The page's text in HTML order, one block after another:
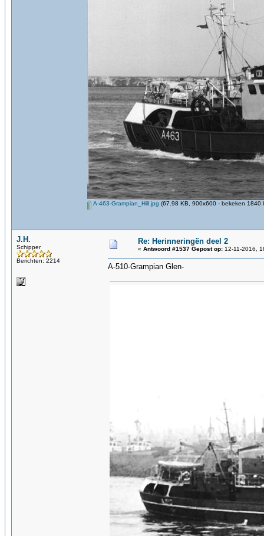
A-463-Grampian_Hill.jpg (67.98 KB, 900x600 - bekeken 1840
J.H.
Schipper
Berichten: 2214
Re: Herinneringën deel 2
« Antwoord #1537 Gepost op: 12-11-2016,
A-510-Grampian Glen-